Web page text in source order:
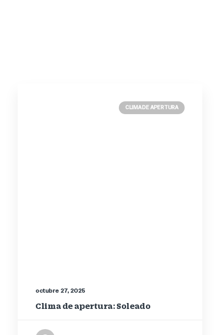
CLIMA DE APERTURA
octubre 27, 2025
Clima de apertura: Soleado